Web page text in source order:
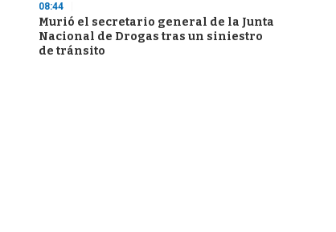
08:44
Murió el secretario general de la Junta
Nacional de Drogas tras un siniestro
de tránsito